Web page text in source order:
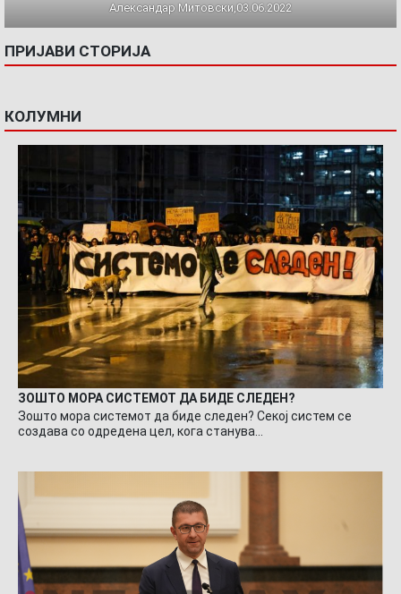
Александар Митовски,03.06.2022
ПРИЈАВИ СТОРИЈА
КОЛУМНИ
ЗОШТО МОРА СИСТЕМОТ ДА БИДЕ СЛЕДЕН?
Зошто мора системот да биде следен? Секој систем се
создава со одредена цел, кога станува…